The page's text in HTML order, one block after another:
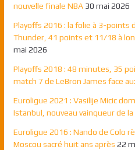
nouvelle finale NBA 30 mai 2026
Playoffs 2016 : la folie à 3-points
Thunder, 41 points et 11/18 à
mai 2026
Playoffs 2018 : 48 minutes, 35
match 7 de LeBron James face
Euroligue 2021 : Vasilije Micic
Istanbul, nouveau vainqueur de
Euroligue 2016 : Nando de Colo
Moscou sacré huit ans après 22